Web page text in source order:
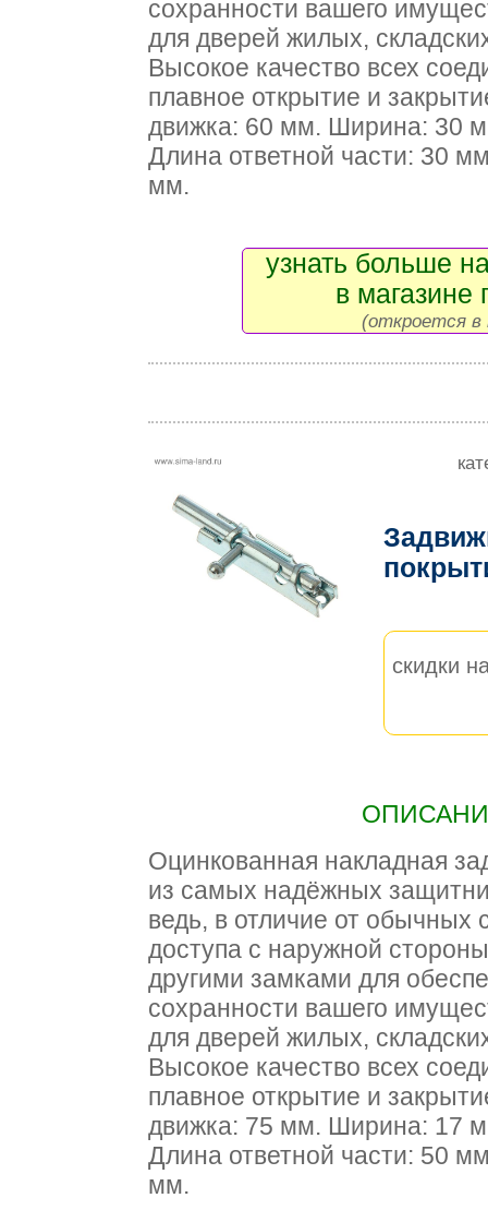
сохранности вашего
для дверей жилых,
Высокое качество всех
плавное открытие и
движка: 60 мм. Ширина: 30
Длина ответной части: 30
мм.
узнать больше
в магазине
(откроется в
скидки
Оцинкованная накладная
из самых надёжных
ведь, в отличие от обычных
доступа с наружной
другими замками для
сохранности вашего
для дверей жилых,
Высокое качество всех
плавное открытие и
движка: 75 мм. Ширина: 17
Длина ответной части: 50
мм.